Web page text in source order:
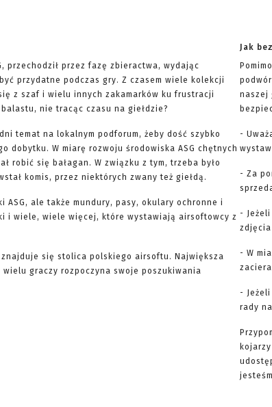
przechodził przez fazę zbieractwa, wydając
przydatne podczas gry. Z czasem wiele kolekcji
z szaf i wielu innych zakamarków ku frustracji
nie tracąc czasu na giełdzie?
temat na lokalnym podforum, żeby dość szybko
dobytku. W miarę rozwoju środowiska ASG chętnych
robić się bałagan. W związku z tym, trzeba było
komis, przez niektórych zwany też giełdą.
ale także mundury, pasy, okulary ochronne i
i wiele, wiele więcej, które wystawiają airsoftowcy z
się stolica polskiego airsoftu. Największa
graczy rozpoczyna swoje poszukiwania
Jak
naszej
-
- Za
-
- W
-
rady